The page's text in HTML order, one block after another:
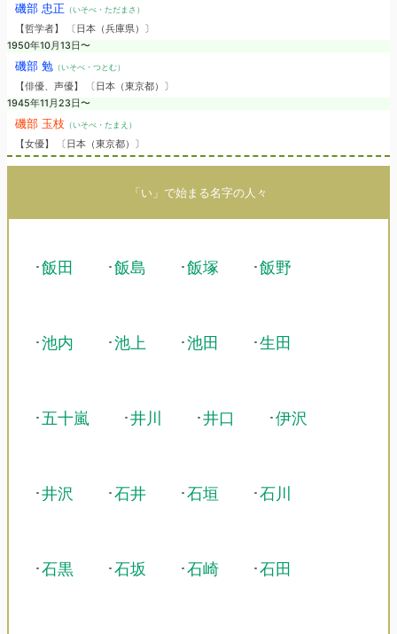
磯部 忠正 （いそべ・ただまさ）
【哲学者】 〔日本（兵庫県）〕
1950年10月13日〜
磯部 勉（いそべ・つとむ）
【俳優、声優】 〔日本（東京都）〕
1945年11月23日〜
磯部 玉枝（いそべ・たまえ）
【女優】 〔日本（東京都）〕
「い」で始まる名字の人々
･飯田 ･飯島 ･飯塚 ･飯野
･池内 ･池上 ･池田 ･生田
･五十嵐 ･井川 ･井口 ･伊沢
･井沢 ･石井 ･石垣 ･石川
･石黒 ･石坂 ･石崎 ･石田